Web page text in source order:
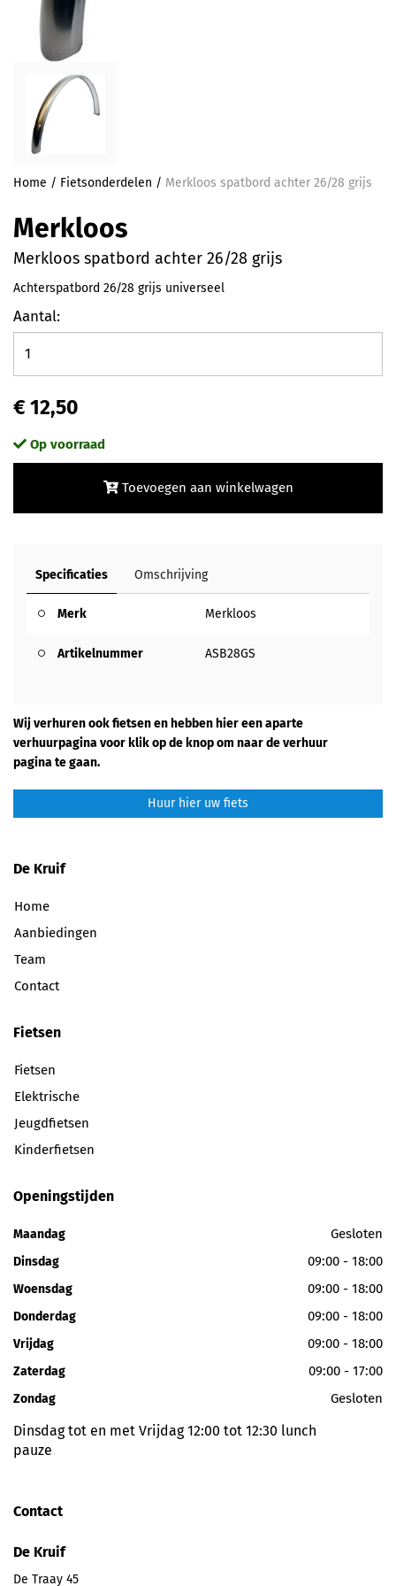
Home / Fietsonderdelen / Merkloos spatbord achter 26/28 grijs
Merkloos
Merkloos spatbord achter 26/28 grijs
Achterspatbord 26/28 grijs universeel
Aantal:
€ 12,50
Op voorraad
Toevoegen aan winkelwagen
Specificaties Omschrijving
Merk Merkloos
Artikelnummer ASB28GS
Wij verhuren ook fietsen en hebben hier een aparte
verhuurpagina voor klik op de knop om naar de verhuur
pagina te gaan.
Huur hier uw fiets
De Kruif
Home
Aanbiedingen
Team
Contact
Fietsen
Fietsen
Elektrische
Jeugdfietsen
Kinderfietsen
Openingstijden
Maandag Gesloten
Dinsdag 09:00 - 18:00
Woensdag 09:00 - 18:00
Donderdag 09:00 - 18:00
Vrijdag 09:00 - 18:00
Zaterdag 09:00 - 17:00
Zondag Gesloten
Dinsdag tot en met Vrijdag 12:00 tot 12:30 lunch
pauze
Contact
De Kruif
De Traay 45